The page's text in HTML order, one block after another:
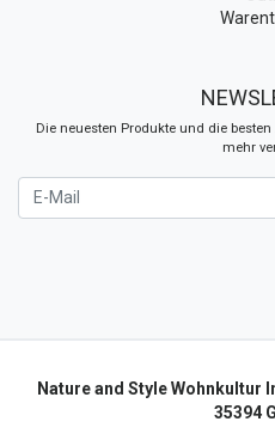
Die neuesten Produkte und die
mehr
Nature and Style Wohnkultur
35394